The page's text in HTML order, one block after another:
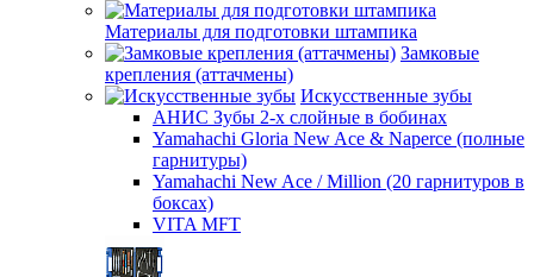
Материалы для подготовки штампика
Замковые
крепления (аттачмены)
Искусственные зубы
АНИС Зубы 2-х слойные в бобинах
Yamahachi Gloria New Ace & Naperce (полные
гарнитуры)
Yamahachi New Ace / Million (20 гарнитуров в
боксах)
VITA MFT